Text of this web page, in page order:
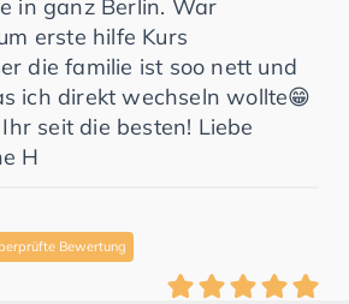
in ganz Berlin. War
erste hilfe Kurs
die familie ist soo nett und
ich direkt wechseln wollte😁
seit die besten! Liebe
H
Bewertung